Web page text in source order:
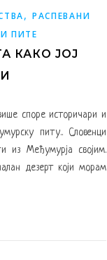
, РАСПЕВАНИ
ПИТЕ
КАКО ЈОЈ
споре историчари и
питу.. Словенци
из Међумурја својим.
дезерт који морам